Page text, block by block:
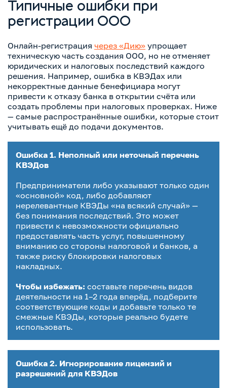
Типичные ошибки при
регистрации ООО
Онлайн-регистрация через «Дию» упрощает
техническую часть создания ООО, но не отменяет
юридических и налоговых последствий каждого
решения. Например, ошибка в КВЭДах или
некорректные данные бенефициара могут
привести к отказу банка в открытии счёта или
создать проблемы при налоговых проверках. Ниже
— самые распространённые ошибки, которые стоит
учитывать ещё до подачи документов.
Ошибка 1. Неполный или неточный перечень
КВЭДов
Предприниматели либо указывают только один
«основной» код, либо добавляют
нерелевантные КВЭДы «на всякий случай» —
без понимания последствий. Это может
привести к невозможности официально
предоставлять часть услуг, повышенному
вниманию со стороны налоговой и банков, а
также риску блокировки налоговых
накладных.
Чтобы избежать: составьте перечень видов
деятельности на 1–2 года вперёд, подберите
соответствующие коды и добавьте только те
смежные КВЭДы, которые реально будете
использовать.
Ошибка 2. Игнорирование лицензий и
разрешений для КВЭДов